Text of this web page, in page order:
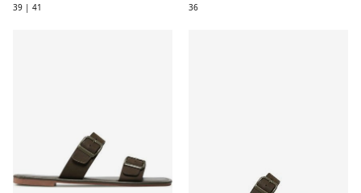
39 | 41 36